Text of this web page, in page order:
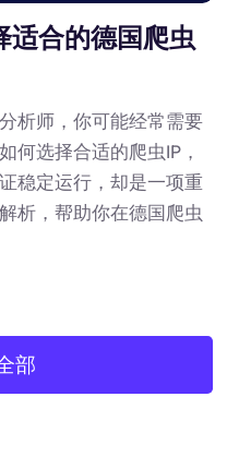
适合的德国爬虫
析师，你可能经常需要
何选择合适的爬虫IP，
稳定运行，却是一项重
析，帮助你在德国爬虫
部